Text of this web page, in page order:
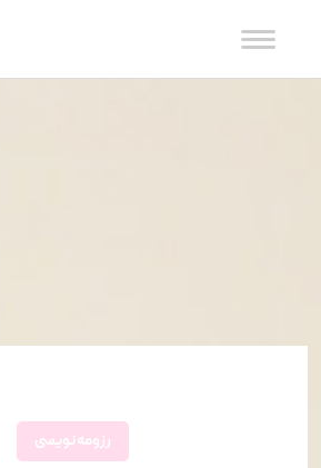
رزومه نویسی